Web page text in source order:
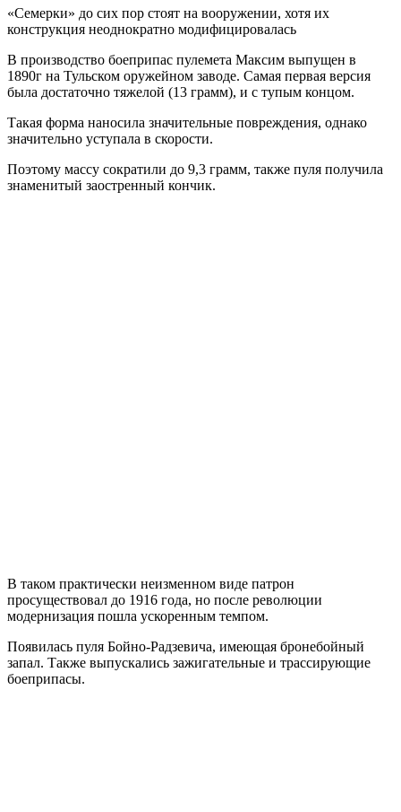
«Семерки» до сих пор стоят на вооружении, хотя их
конструкция неоднократно модифицировалась
В производство боеприпас пулемета Максим выпущен в
1890г на Тульском оружейном заводе. Самая первая версия
была достаточно тяжелой (13 грамм), и с тупым концом.
Такая форма наносила значительные повреждения, однако
значительно уступала в скорости.
Поэтому массу сократили до 9,3 грамм, также пуля получила
знаменитый заостренный кончик.
В таком практически неизменном виде патрон
просуществовал до 1916 года, но после революции
модернизация пошла ускоренным темпом.
Появилась пуля Бойно-Радзевича, имеющая бронебойный
запал. Также выпускались зажигательные и трассирующие
боеприпасы.